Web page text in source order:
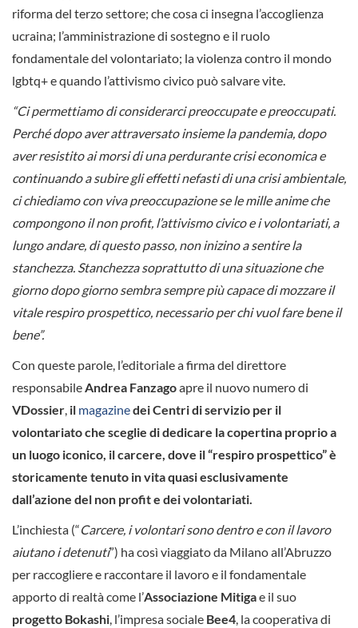
riforma del terzo settore; che cosa ci insegna l’accoglienza
ucraina; l’amministrazione di sostegno e il ruolo
fondamentale del volontariato; la violenza contro il mondo
lgbtq+ e quando l’attivismo civico può salvare vite.
“Ci permettiamo di considerarci preoccupate e preoccupati.
Perché dopo aver attraversato insieme la pandemia, dopo
aver resistito ai morsi di una perdurante crisi economica e
continuando a subire gli effetti nefasti di una crisi ambientale,
ci chiediamo con viva preoccupazione se le mille anime che
compongono il non profit, l’attivismo civico e i volontariati, a
lungo andare, di questo passo, non inizino a sentire la
stanchezza. Stanchezza soprattutto di una situazione che
giorno dopo giorno sembra sempre più capace di mozzare il
vitale respiro prospettico, necessario per chi vuol fare bene il
bene”.
Con queste parole, l’editoriale a firma del direttore
responsabileAndrea Fanzagoapre il nuovo numero di
VDossier, il magazinedei Centri di servizio per il
volontariato che sceglie di dedicare la copertina proprio a
un luogo iconico, il carcere, dove il “respiro prospettico” è
storicamente tenuto in vita quasi esclusivamente
dall’azione del non profit e dei volontariati.
L’inchiesta (“Carcere, i volontari sono dentro e con il lavoro
aiutano i detenuti”) ha così viaggiato da Milano all’Abruzzo
per raccogliere e raccontare il lavoro e il fondamentale
apporto di realtà come l’Associazione Mitigae il suo
progetto Bokashi, l’impresa sociale Bee4, la cooperativa di